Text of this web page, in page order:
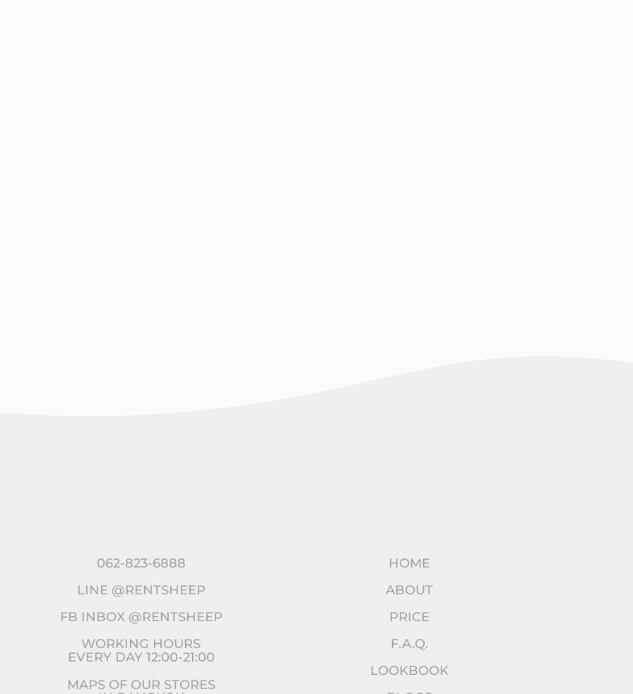
062-823-6888
LINE @RENTSHEEP
FB INBOX @RENTSHEEP
WORKING HOURS
EVERY DAY 12:00-21:00
MAPS OF OUR STORES
HOME
ABOUT
PRICE
F.A.Q.
LOOKBOOK